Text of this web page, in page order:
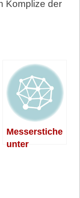
Komplize der
Messerstiche
unter